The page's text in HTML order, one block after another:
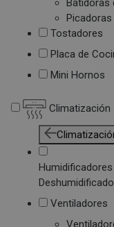
Picadoras
Tostadores
Placa de
Mini Hornos
Climatización
Humidificadores
Ventiladores